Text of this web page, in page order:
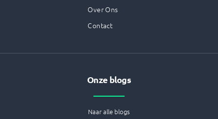
Over Ons
Contact
Onze blogs
Naar alle blogs